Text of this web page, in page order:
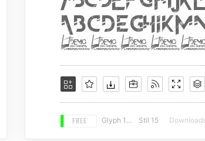
FREE Glyph 190 Stil 15